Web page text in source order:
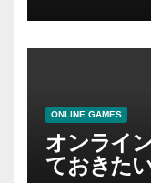
ONLINE GAMES
オンライ
ておきた